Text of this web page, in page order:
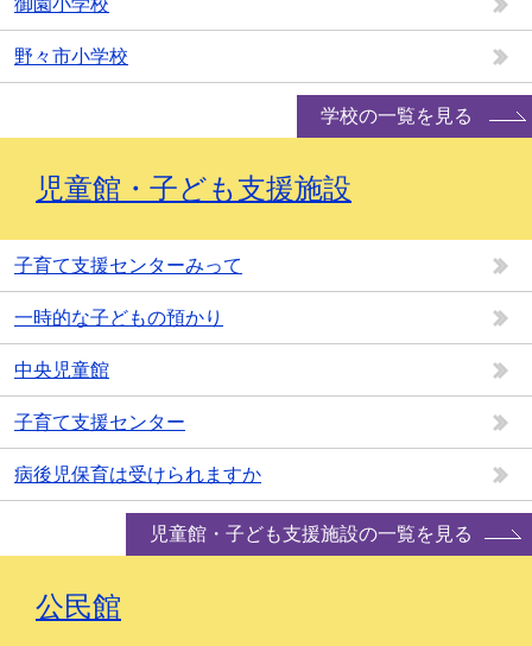
御園小学校
野々市小学校
学校の一覧を見る
児童館・子ども支援施設
子育て支援センターみって
一時的な子どもの預かり
中央児童館
子育て支援センター
病後児保育は受けられますか
児童館・子ども支援施設の一覧を見る
公民館